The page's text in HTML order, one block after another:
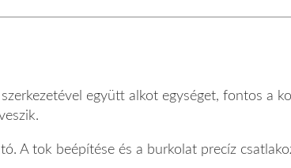
együtt alkot egységet, fontos a
A tok beépítése és a burkolat precíz